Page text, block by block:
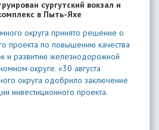
сургутский вокзал и
в Пыть-Яхе
округа принято решение о
проекта по повышению качества
и развитию железнодорожной
округе. «30 августа
округа одобрило заключение
инвестиционного проекта.